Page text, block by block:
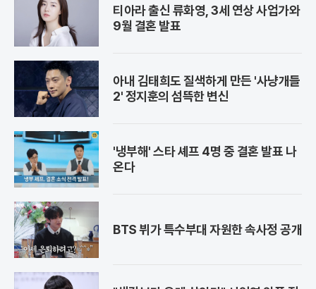
티아라 출신 류화영, 3세 연상 사업가와
9월 결혼 발표
아내 김태희도 질색하게 만든 '사냥개들
2' 정지훈의 섬뜩한 변신
'냉부해' 스타 셰프 4명 중 결혼 발표 나
온다
BTS 뷔가 특수부대 자원한 속사정 공개